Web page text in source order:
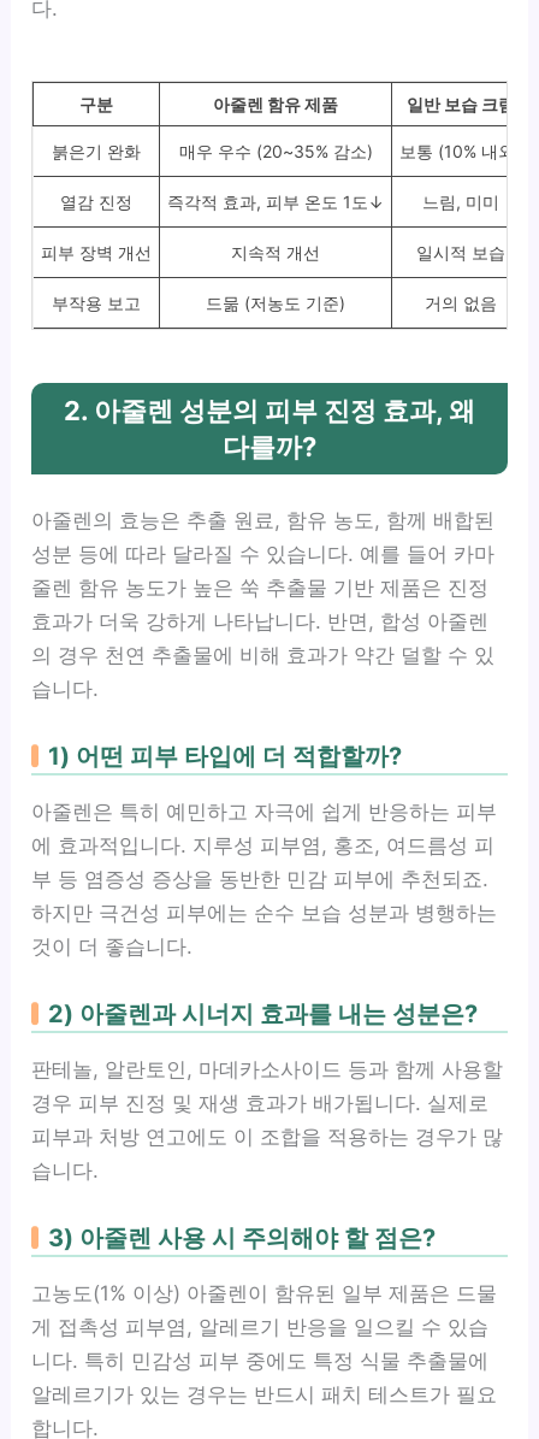
다.
구분 아줄렌 함유 제품 일반 보습 크림
붉은기 완화 매우 우수 (20~35% 감소) 보통 (10% 내외)
열감 진정 즉각적 효과, 피부 온도 1도↓ 느림, 미미
피부 장벽 개선 지속적 개선 일시적 보습
부작용 보고 드묾 (저농도 기준) 거의 없음
2. 아줄렌 성분의 피부 진정 효과, 왜
다를까?
아줄렌의 효능은 추출 원료, 함유 농도, 함께 배합된
성분 등에 따라 달라질 수 있습니다. 예를 들어 카마
줄렌 함유 농도가 높은 쑥 추출물 기반 제품은 진정
효과가 더욱 강하게 나타납니다. 반면, 합성 아줄렌
의 경우 천연 추출물에 비해 효과가 약간 덜할 수 있
습니다.
1) 어떤 피부 타입에 더 적합할까?
아줄렌은 특히 예민하고 자극에 쉽게 반응하는 피부
에 효과적입니다. 지루성 피부염, 홍조, 여드름성 피
부 등 염증성 증상을 동반한 민감 피부에 추천되죠.
하지만 극건성 피부에는 순수 보습 성분과 병행하는
것이 더 좋습니다.
2) 아줄렌과 시너지 효과를 내는 성분은?
판테놀, 알란토인, 마데카소사이드 등과 함께 사용할
경우 피부 진정 및 재생 효과가 배가됩니다. 실제로
피부과 처방 연고에도 이 조합을 적용하는 경우가 많
습니다.
3) 아줄렌 사용 시 주의해야 할 점은?
고농도(1% 이상) 아줄렌이 함유된 일부 제품은 드물
게 접촉성 피부염, 알레르기 반응을 일으킬 수 있습
니다. 특히 민감성 피부 중에도 특정 식물 추출물에
알레르기가 있는 경우는 반드시 패치 테스트가 필요
합니다.